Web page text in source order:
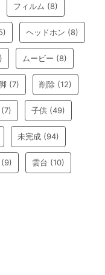
フィルム (8)
ヘッドホン (8)
ムービー (8)
(7) 削除 (12)
(7) 子供 (49)
未完成 (94)
(9) 雲台 (10)